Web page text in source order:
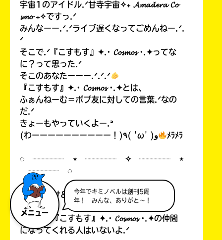
メニュー
今年でキミノベルは創刊5周
年！ みんな、ありがと～！
宇宙1のアイドル.ᐟ甘寺宇宙✧₊ 𝓐𝓶𝓪𝓭𝓮𝓻𝓪 𝓒𝓸
𝓼𝓶𝓸 ₊✧ですっ.ᐟ
みんなーー.ᐟ.ᐟライブ遅くなってごめんねー.ᐟ.
ᐟ
そこで.ᐟ『こすもす』✦.· 𝓒𝓸𝓼𝓶𝓸𝓼 ·.✦ってな
に？って思った.ᐟ
そこのあなたーーー.ᐟ.ᐟ.ᐟ
『こすもす』✦.· 𝓒𝓸𝓼𝓶𝓸𝓼 ·.✦とは、
ふぁんねーむ＝ポプ友に対しての言葉.ᐟなの
だ.ᐟ
きょーもやっていくよー.ᐣ
(わーーーーーーーーーー！)٩( 'ω' )و
ﾒﾗﾒﾗ
◌ ┈┈┈┈ ⋆ ┈┈┈┈ ✧ ┈┈┈┈ ⋆
┈┈┈┈ ◌
お声がけ&お返事
きょーは『こすもす』✦.· 𝓒𝓸𝓼𝓶𝓸𝓼 ·.✦の仲間
になってくれる人はいないよ.ᐟ